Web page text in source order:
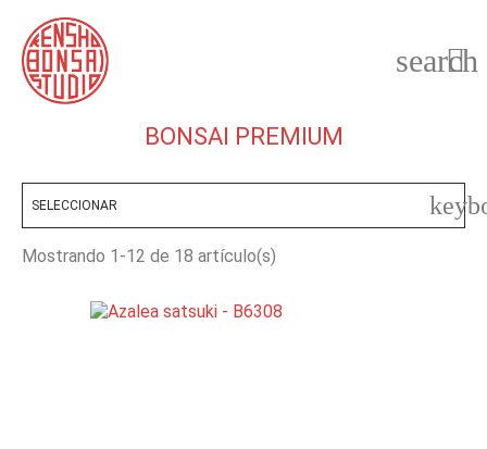

search
BONSAI PREMIUM
SELECCIONAR
Mostrando 1-12 de 18 artículo(s)